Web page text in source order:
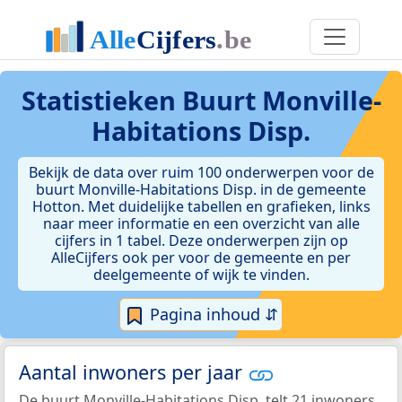
Statistieken Buurt Monville-
Habitations Disp.
Bekijk de data over ruim 100 onderwerpen voor de
buurt Monville-Habitations Disp. in de gemeente
Hotton. Met duidelijke tabellen en grafieken, links
naar meer informatie en een overzicht van alle
cijfers in 1 tabel. Deze onderwerpen zijn op
AlleCijfers ook per voor de gemeente en per
deelgemeente of wijk te vinden.
Pagina inhoud ⇵
Aantal inwoners per jaar